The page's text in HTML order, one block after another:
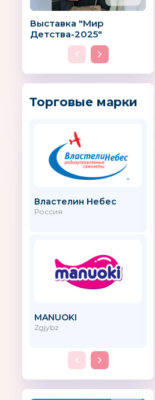
Выставка "Мир
Детства-2025"
Торговые марки
Властелин Небес
Россия
MANUOKI
Zgjybz